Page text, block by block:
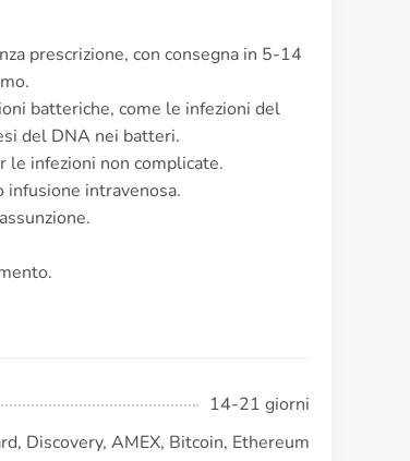
prescrizione, con consegna in 5-14
batteriche, come le infezioni del
del DNA nei batteri.
le infezioni non complicate.
infusione intravenosa.
14-21 giorni
Discovery, AMEX, Bitcoin, Ethereum